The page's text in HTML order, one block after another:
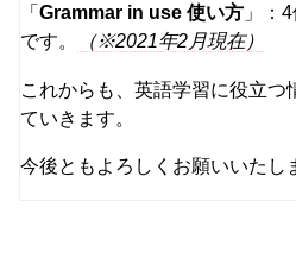
「Grammar in use 使い方 」：
です。
（※2021年2月現在）
これからも、英語学習に役立つ
ていきます。
今後ともよろしくお願いいたし